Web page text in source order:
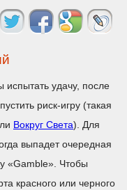
испытать удачу, после
риск-игру (такая
Вокруг Света). Для
выпадет очередная
«Gamble». Чтобы
красного или черного